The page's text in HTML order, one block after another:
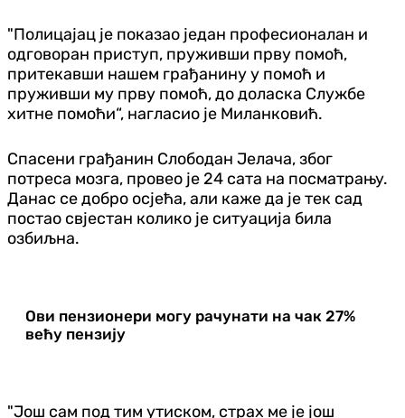
"Полицајац је показао један професионалан и
одговоран приступ, пруживши прву помоћ,
притекавши нашем грађанину у помоћ и
пруживши му прву помоћ, до доласка Службе
хитне помоћи“, нагласио је Миланковић.
Спасени грађанин Слободан Јелача, због
потреса мозга, провео је 24 сата на посматрању.
Данас се добро осјећа, али каже да је тек сад
постао свјестан колико је ситуација била
озбиљна.
Ови пензионери могу рачунати на чак 27%
већу пензију
"Још сам под тим утиском, страх ме је још